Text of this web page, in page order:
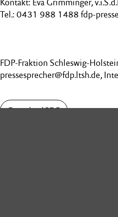
Tel.: 0431 988 1488 fdp-
FDP-Fraktion Schleswig-
pressesprecher@fdp.ltsh.de,
Download PDF